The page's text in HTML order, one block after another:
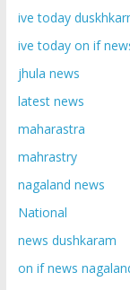
ive today
ive today on if
jhula news
latest news
maharastra
mahrastry
nagaland news
National
news dushkaram
on if news